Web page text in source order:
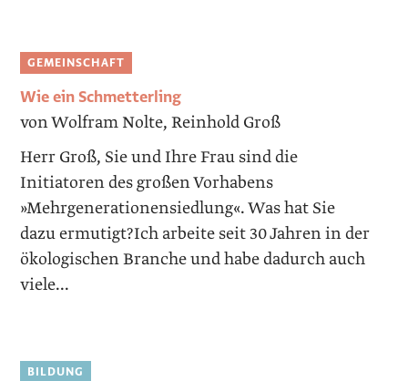
GEMEINSCHAFT
Wie ein Schmetterling
von Wolfram Nolte, Reinhold Groß
Herr Groß, Sie und Ihre Frau sind die
Initiatoren des großen Vorhabens
»Mehrgenera­tio­nensiedlung«. Was hat Sie
dazu ermutigt?Ich arbeite seit 30 Jahren in der
ökologischen Branche und habe dadurch auch
viele...
BILDUNG